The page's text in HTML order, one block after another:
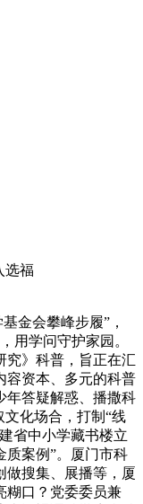
选福
金会攀峰步履”，
用学问守护家园。
究》科普，旨正在汇
容资本、多元的科普
年答疑解惑、播撒科
文化场合，打制“线
省中小学藏书楼立
质案例”。厦门市科
做搜集、展播等，厦
糊口？党委委员兼